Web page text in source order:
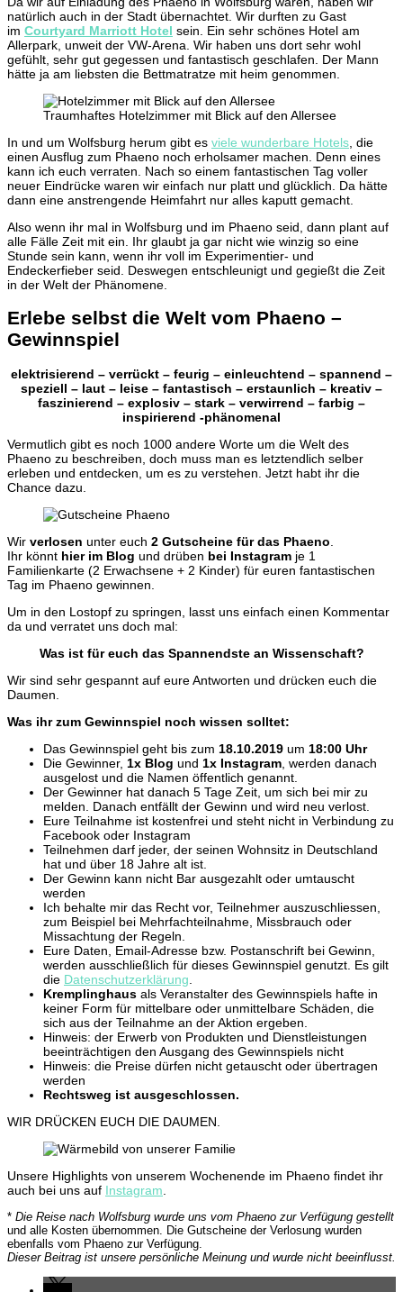
natürlich auch in der Stadt übernachtet. Wir durften zu Gast
im Courtyard Marriott Hotel sein. Ein sehr schönes Hotel am
Allerpark, unweit der VW-Arena. Wir haben uns dort sehr wohl
gefühlt, sehr gut gegessen und fantastisch geschlafen. Der Mann
hätte ja am liebsten die Bettmatratze mit heim genommen.
Traumhaftes Hotelzimmer mit Blick auf den Allersee
In und um Wolfsburg herum gibt es viele wunderbare Hotels , die
einen Ausflug zum Phaeno noch erholsamer machen. Denn eines
kann ich euch verraten. Nach so einem fantastischen Tag voller
neuer Eindrücke waren wir einfach nur platt und glücklich. Da hätte
dann eine anstrengende Heimfahrt nur alles kaputt gemacht.
Also wenn ihr mal in Wolfsburg und im Phaeno seid, dann plant auf
alle Fälle Zeit mit ein. Ihr glaubt ja gar nicht wie winzig so eine
Stunde sein kann, wenn ihr voll im Experimentier- und
Endeckerfieber seid. Deswegen entschleunigt und gegießt die Zeit
in der Welt der Phänomene.
Erlebe selbst die Welt vom Phaeno –
Gewinnspiel
elektrisierend – verrückt – feurig – einleuchtend – spannend –
speziell – laut – leise – fantastisch – erstaunlich – kreativ –
faszinierend – explosiv – stark – verwirrend – farbig –
inspirierend -phänomenal
Vermutlich gibt es noch 1000 andere Worte um die Welt des
Phaeno zu beschreiben, doch muss man es letztendlich selber
erleben und entdecken, um es zu verstehen. Jetzt habt ihr die
Chance dazu.
Wir verlosen unter euch 2 Gutscheine für das Phaeno
Ihr könnt hier im Blog und drüben bei Instagram je 1
Familienkarte (2 Erwachsene + 2 Kinder) für euren fantastischen
Tag im Phaeno gewinnen.
Um in den Lostopf zu springen, lasst uns einfach einen Kommentar
da und verratet uns doch mal:
Was ist für euch das Spannendste an Wissenschaft?
Wir sind sehr gespannt auf eure Antworten und drücken euch die
Daumen.
Was ihr zum Gewinnspiel noch wissen solltet:
Das Gewinnspiel geht bis zum 18.10.2019 um 18:00 Uhr
Die Gewinner, 1x Blog und 1x Instagram , werden danach
ausgelost und die Namen öffentlich genannt.
Der Gewinner hat danach 5 Tage Zeit, um sich bei mir zu
melden. Danach entfällt der Gewinn und wird neu verlost.
Eure Teilnahme ist kostenfrei und steht nicht in Verbindung zu
Facebook oder Instagram
Teilnehmen darf jeder, der seinen Wohnsitz in Deutschland
hat und über 18 Jahre alt ist.
Der Gewinn kann nicht Bar ausgezahlt oder umtauscht
werden
Ich behalte mir das Recht vor, Teilnehmer auszuschliessen,
zum Beispiel bei Mehrfachteilnahme, Missbrauch oder
Missachtung der Regeln.
Eure Daten, Email-Adresse bzw. Postanschrift bei Gewinn,
werden ausschließlich für dieses Gewinnspiel genutzt. Es gilt
die Datenschutzerklärung
Kremplinghaus als Veranstalter des Gewinnspiels hafte in
keiner Form für mittelbare oder unmittelbare Schäden, die
sich aus der Teilnahme an der Aktion ergeben.
Hinweis: der Erwerb von Produkten und Dienstleistungen
beeinträchtigen den Ausgang des Gewinnspiels nicht
Hinweis: die Preise dürfen nicht getauscht oder übertragen
werden
Rechtsweg ist ausgeschlossen.
WIR DRÜCKEN EUCH DIE DAUMEN.
Unsere Highlights von unserem Wochenende im Phaeno findet ihr
auch bei uns auf Instagram
* Die Reise nach Wolfsburg wurde uns vom Phaeno zur Verfügung gestellt
und alle Kosten übernommen. Die Gutscheine der Verlosung wurden
ebenfalls vom Phaeno zur Verfügung.
Dieser Beitrag ist unsere persönliche Meinung und wurde nicht beeinflusst.